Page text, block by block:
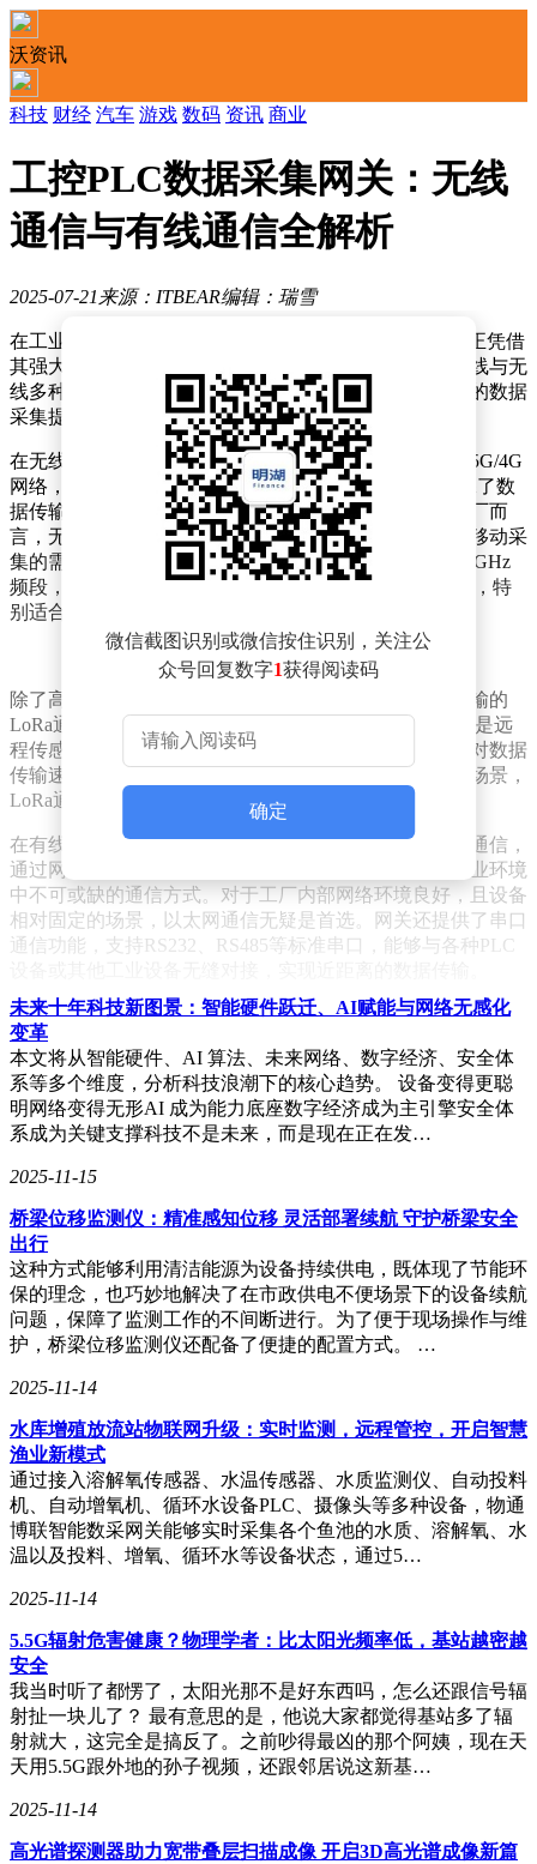
沃资讯
科技 财经 汽车 游戏 数码 资讯 商业
工控PLC数据采集网关：无线
通信与有线通信全解析
2025-07-21 来源：ITBEAR编辑：瑞雪
在工业自动化领域，一款新型的工控PLC数据采集网关正凭借
其强大的通信能力受到广泛关注。这款网关不仅支持有线与无
线多种通信模式，还兼容多种通信协议，为不同场景下的数据
采集提供了极大的便利。
在无线通信方面，该网关展现了出色的灵活性。它支持5G/4G
网络，包括5GRedCap、CAT4及CAT1等先进技术，确保了数
据传输的高速与稳定。这对于户外设备或偏远地区的工厂而
言，无疑是一大福音，因为这些场景往往布线困难，而移动采
集的需求又较为迫切。网关还配备了WiFi功能，支持2.4GHz
频段，无论是作为AP还是STA模式，都能轻松接入网络，特
别适合工厂内部等WiFi覆盖广泛的区域。
除了高速的无线通信，该网关还具备低功耗、远距离传输的
LoRa通信能力。这一特性使得它在工业物联网中，尤其是远
程传感器数据采集方面，展现出独特的优势。对于那些对数据
传输速率要求不高，但追求长距离传输和低功耗运行的场景，
LoRa通信无疑是一个理想的选择。
在有线通信领域，该网关同样表现出色。它支持以太网通信，
通过网线连接，不仅传输速度快，而且稳定性高，是工业环境
中不可或缺的通信方式。对于工厂内部网络环境良好，且设备
相对固定的场景，以太网通信无疑是首选。网关还提供了串口
通信功能，支持RS232、RS485等标准串口，能够与各种PLC
这款工控PLC数据采集网关还兼容多种通信协议，如
Modbus、OPC UA、S7及PPI等。这意味着它能够与不同品牌
和型号的PLC设备进行通信，极大地拓宽了其应用范围。无论
是老旧设备还是新型设备，都能通过这款网关实现高效的数据
采集与传输。
微信截图识别或微信按住识别，关注公
众号回复数字1获得阅读码
确定
未来十年科技新图景：智能硬件跃迁、AI赋能与网络无感化
变革
本文将从智能硬件、AI 算法、未来网络、数字经济、安全体
系等多个维度，分析科技浪潮下的核心趋势。 设备变得更聪
明网络变得无形AI 成为能力底座数字经济成为主引擎安全体
系成为关键支撑科技不是未来，而是现在正在发…
2025-11-15
桥梁位移监测仪：精准感知位移 灵活部署续航 守护桥梁安全
出行
这种方式能够利用清洁能源为设备持续供电，既体现了节能环
保的理念，也巧妙地解决了在市政供电不便场景下的设备续航
问题，保障了监测工作的不间断进行。为了便于现场操作与维
护，桥梁位移监测仪还配备了便捷的配置方式。 …
2025-11-14
水库增殖放流站物联网升级：实时监测，远程管控，开启智慧
渔业新模式
通过接入溶解氧传感器、水温传感器、水质监测仪、自动投料
机、自动增氧机、循环水设备PLC、摄像头等多种设备，物通
博联智能数采网关能够实时采集各个鱼池的水质、溶解氧、水
温以及投料、增氧、循环水等设备状态，通过5…
2025-11-14
5.5G辐射危害健康？物理学者：比太阳光频率低，基站越密越
安全
我当时听了都愣了，太阳光那不是好东西吗，怎么还跟信号辐
射扯一块儿了？ 最有意思的是，他说大家都觉得基站多了辐
射就大，这完全是搞反了。之前吵得最凶的那个阿姨，现在天
天用5.5G跟外地的孙子视频，还跟邻居说这新基…
2025-11-14
高光谱探测器助力宽带叠层扫描成像 开启3D高光谱成像新篇